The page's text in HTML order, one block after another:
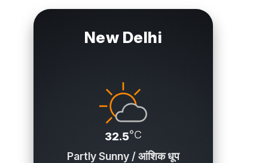
New Delhi
32.5°C
Partly Sunny / आंशिक धूप